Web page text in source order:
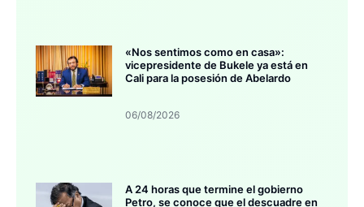
«Nos sentimos como en casa»:
vicepresidente de Bukele ya está en
Cali para la posesión de Abelardo
06/08/2026
A 24 horas que termine el gobierno
Petro, se conoce que el descuadre en